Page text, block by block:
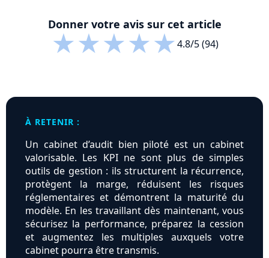
Donner votre avis sur cet article
★★★★★4.8/5 (94)
À RETENIR :
Un cabinet d’audit bien piloté est un cabinet
valorisable. Les KPI ne sont plus de simples
outils de gestion : ils structurent la récurrence,
protègent la marge, réduisent les risques
réglementaires et démontrent la maturité du
modèle. En les travaillant dès maintenant, vous
sécurisez la performance, préparez la cession
et augmentez les multiples auxquels votre
cabinet pourra être transmis.